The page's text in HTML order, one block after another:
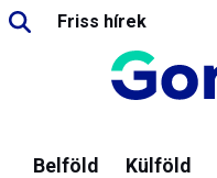
Friss hírek
Belföld Külföld